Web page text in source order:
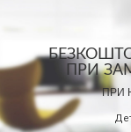
ПРИ
ПРИ